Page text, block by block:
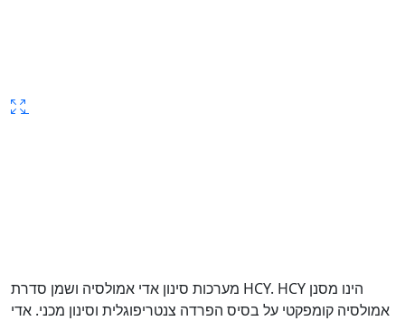
מערכות סינון אדי אמולסיה ושמן סדרת HCY. HCY הינו מסנן
אמולסיה קומפקטי על בסיס הפרדה צנטריפוגלית וסינון מכני. אדי